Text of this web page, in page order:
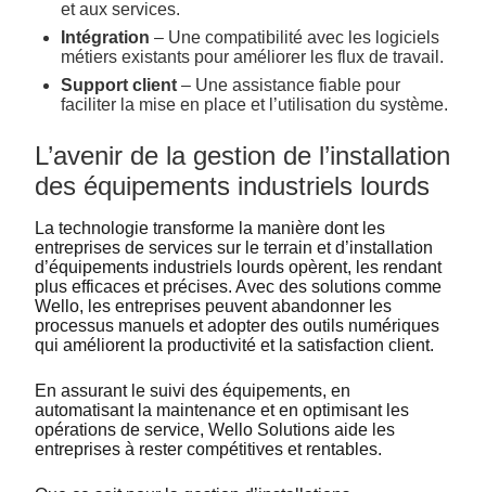
et aux services.
Intégration – Une compatibilité avec les logiciels
métiers existants pour améliorer les flux de travail.
Support client – Une assistance fiable pour
faciliter la mise en place et l’utilisation du système.
L’avenir de la gestion de l’installation
des équipements industriels lourds
La technologie transforme la manière dont les
entreprises de services sur le terrain et d’installation
d’équipements industriels lourds opèrent, les rendant
plus efficaces et précises. Avec des solutions comme
Wello, les entreprises peuvent abandonner les
processus manuels et adopter des outils numériques
qui améliorent la productivité et la satisfaction client.
En assurant le suivi des équipements, en
automatisant la maintenance et en optimisant les
opérations de service, Wello Solutions aide les
entreprises à rester compétitives et rentables.